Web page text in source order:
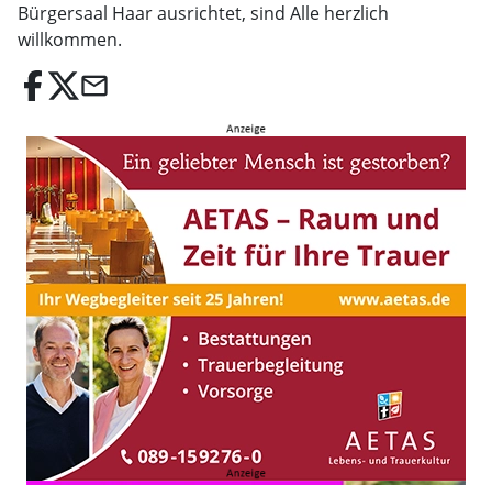
Bürgersaal Haar ausrichtet, sind Alle herzlich
willkommen.
email